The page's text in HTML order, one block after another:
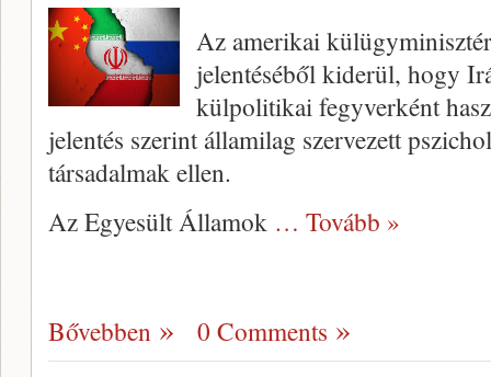
Az amerikai
jelentéséből kiderül, hogy
külpolitikai fegyverként
jelentés szerint államilag szervezett
társadalmak ellen.
Az Egyesült Államok … Tovább »
Bővebben 0 Comments